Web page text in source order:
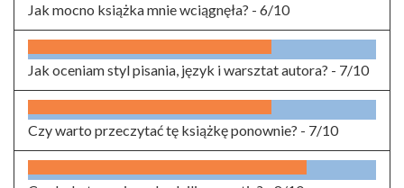
Jak mocno książka mnie wciągnęła? - 6/10
Jak oceniam styl pisania, język i warsztat autora? - 7/10
Czy warto przeczytać tę książkę ponownie? - 7/10